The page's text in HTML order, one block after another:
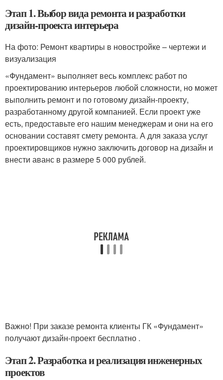
Этап 1. Выбор вида ремонта и разработки
дизайн-проекта интерьера
На фото: Ремонт квартиры в новостройке – чертежи и
визуализация
«Фундамент» выполняет весь комплекс работ по
проектированию интерьеров любой сложности, но может
выполнить ремонт и по готовому дизайн-проекту,
разработанному другой компанией. Если проект уже
есть, предоставьте его нашим менеджерам и они на его
основании составят смету ремонта. А для заказа услуг
проектировщиков нужно заключить договор на дизайн и
внести аванс в размере 5 000 рублей.
Важно! При заказе ремонта клиенты ГК «Фундамент»
получают дизайн-проект бесплатно .
Этап 2. Разработка и реализация инженерных
проектов